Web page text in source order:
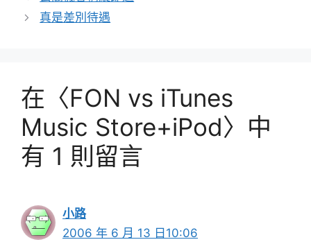
真是差別待遇
在〈FON vs iTunes
Music Store+iPod〉中
有 1 則留言
小路
2006 年 6 月 13 日10:06